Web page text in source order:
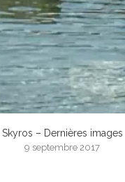
Skyros – Dernières images
9 septembre 2017